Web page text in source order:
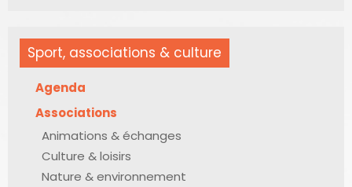
Sport, associations & culture
Agenda
Associations
Animations & échanges
Culture & loisirs
Nature & environnement